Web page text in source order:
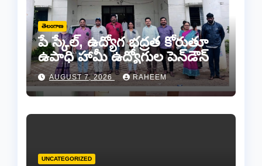
తెలంగాణ
పే స్కేల్, ఉద్యోగ భద్రత కోరుతూ
ఉపాధి హామీ ఉద్యోగుల పెన్‌డౌన్
AUGUST 7, 2026 RAHEEM
UNCATEGORIZED